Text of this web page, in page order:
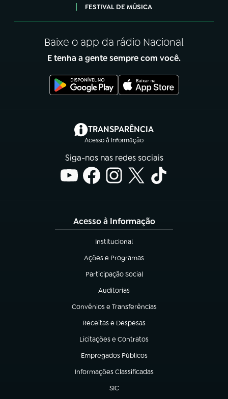
FESTIVAL DE MÚSICA
Baixe o app da rádio Nacional
E tenha a gente sempre com você.
TRANSPARÊNCIA
Acesso à Informação
(abre em nova aba)
Siga-nos nas redes sociais
Acesso à Informação
Institucional
(abre em nova aba)
Ações e Programas
(abre em nova aba)
Participação Social
(abre em nova aba)
Auditorias
(abre em nova aba)
Convênios e Transferências
(abre em nova aba)
Receitas e Despesas
(abre em nova aba)
Licitações e Contratos
(abre em nova aba)
Empregados Públicos
(abre em nova aba)
Informações Classificadas
(abre em nova aba)
SIC
(abre em nova aba)